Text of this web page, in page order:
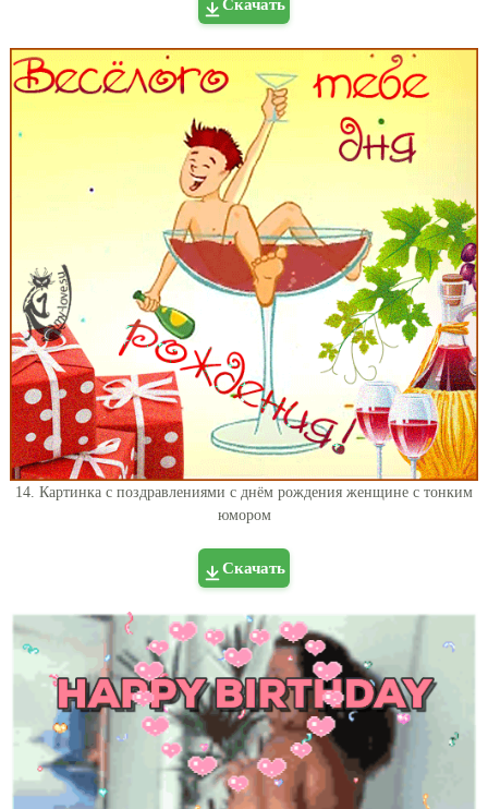
Скачать
14. Картинка с поздравлениями с днём рождения женщине с тонким
юмором
Скачать